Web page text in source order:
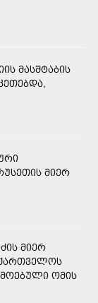
ᲛᲐᲡᲨᲢᲐᲑᲘᲡ
ᲛᲘᲔᲠ
ᲛᲘᲔᲠ
ᲝᲛᲘᲡ